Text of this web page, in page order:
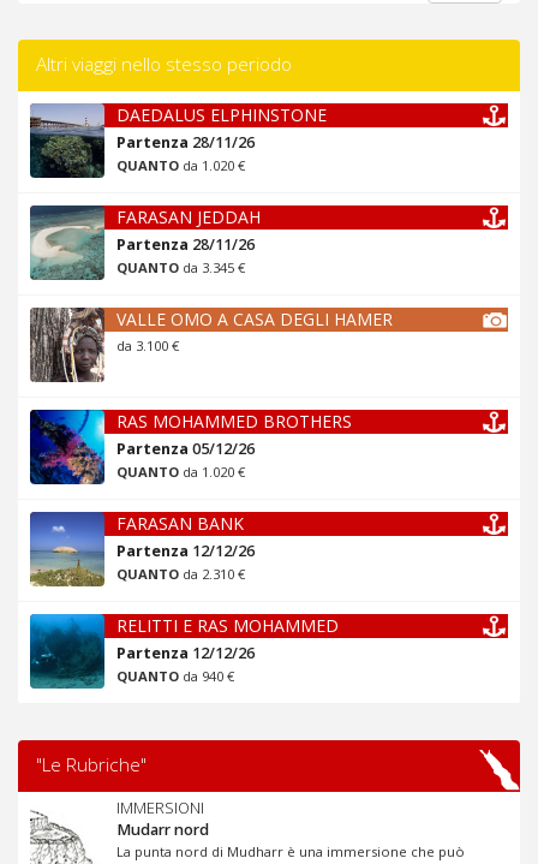
Altri viaggi nello stesso periodo
DAEDALUS ELPHINSTONE
Partenza 28/11/26
QUANTO da 1.020 €
FARASAN JEDDAH
Partenza 28/11/26
QUANTO da 3.345 €
VALLE OMO A CASA DEGLI HAMER
da 3.100 €
RAS MOHAMMED BROTHERS
Partenza 05/12/26
QUANTO da 1.020 €
FARASAN BANK
Partenza 12/12/26
QUANTO da 2.310 €
RELITTI E RAS MOHAMMED
Partenza 12/12/26
QUANTO da 940 €
"Le Rubriche"
IMMERSIONI
Mudarr nord
La punta nord di Mudharr è una immersione che può